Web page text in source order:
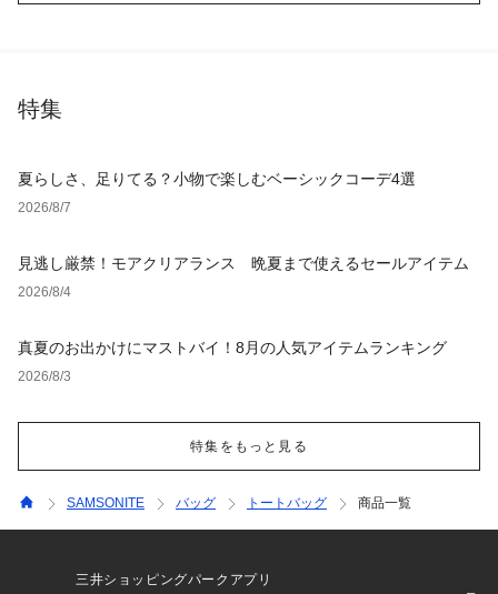
特集
夏らしさ、足りてる？小物で楽しむベーシックコーデ4選
2026/8/7
見逃し厳禁！モアクリアランス 晩夏まで使えるセールアイテム
2026/8/4
真夏のお出かけにマストバイ！8月の人気アイテムランキング
2026/8/3
特集をもっと見る
SAMSONITE バッグ トートバッグ 商品一覧
三井ショッピングパークアプリ